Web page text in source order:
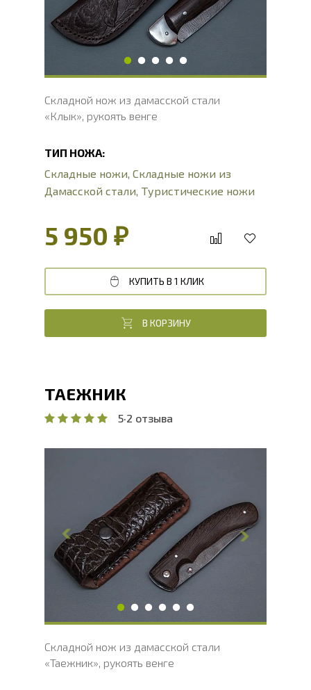
Длина рукояти, мм
Толщина рукояти, мм
Твердость клинка, HRC
Складной нож из дамасской стали
«Клык», рукоять венге
ТИП НОЖА:
Складные ножи, Складные ножи из
Дамасской стали, Туристические ножи
5 950 ₽
КУПИТЬ В 1 КЛИК
В КОРЗИНУ
ТАЕЖНИК
5·2 отзыва
Длина клинка, мм
101.3
Ширина клинка, мм
30.5
Толщина обуха, мм
2.8
Ширина рукояти, мм
27.1
Длина рукояти, мм
Толщина рукояти, мм
Твердость клинка, HRC
Складной нож из дамасской стали
«Таежник», рукоять венге